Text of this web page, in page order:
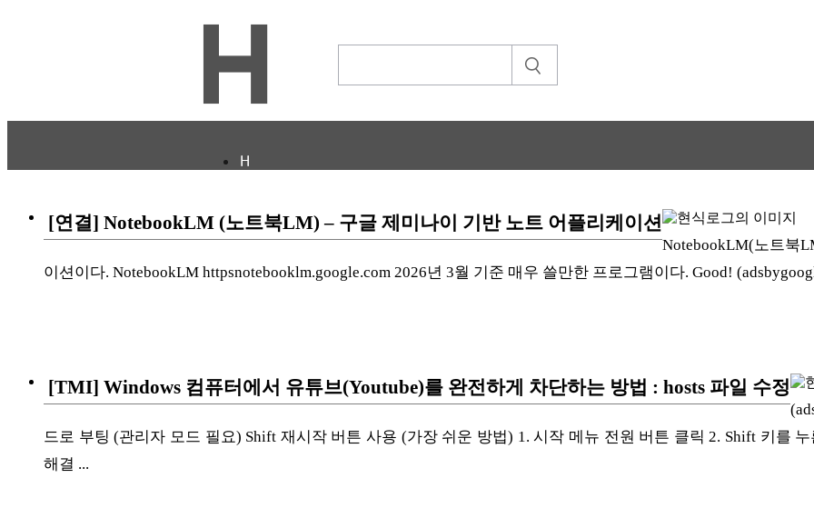
H
IT ISSUE
STORY
[연결] NotebookLM (노트북LM) – 구글 제미나이 기반 노트 어플리케이션
NotebookLM(노트북
이션이다. NotebookLM httpsnotebooklm.google.com 2026년 3월 기준 매우 쓸만한 프로그램이다. Good!
[TMI] Windows 컴퓨터에서 유튜브(Youtube)를 완전하게 차단하는 방법 : hosts 파일 수정
드로 부팅 (관리자 모드 필요) Shift 재시작 버튼 사용 (가장 쉬운 방법) 1. 시작 메뉴 전원 버튼 클릭 2. Shift 키를
해결 ...